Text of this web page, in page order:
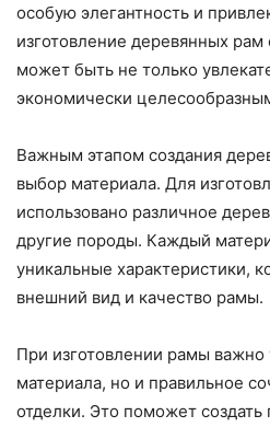
особую элегантность и
изготовление деревянных
может быть не только
экономически
Важным этапом создания
выбор материала. Для
использовано различное
другие породы. Каждый
уникальные характеристики,
внешний вид и качество рамы.
При изготовлении рамы важно
материала, но и правильное
отделки. Это поможет